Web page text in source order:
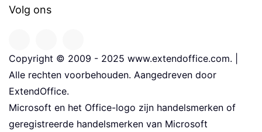
Volg ons
Copyright © 2009 - 2025 www.extendoffice.com. |
Alle rechten voorbehouden. Aangedreven door
ExtendOffice.
Microsoft en het Office-logo zijn handelsmerken of
geregistreerde handelsmerken van Microsoft